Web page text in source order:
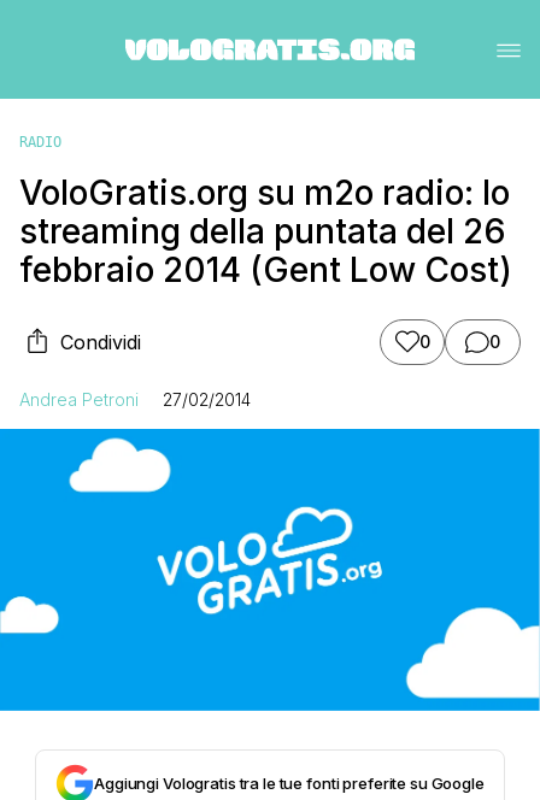
RADIO
VoloGratis.org su m2o radio: lo
streaming della puntata del 26
febbraio 2014 (Gent Low Cost)
Condividi 0 0
Andrea Petroni 27/02/2014
Aggiungi Vologratis tra le tue fonti preferite su Google